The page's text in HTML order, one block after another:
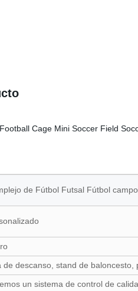
de Fútbol Futsal Fútbol
de descanso, stand de
un sistema de control de